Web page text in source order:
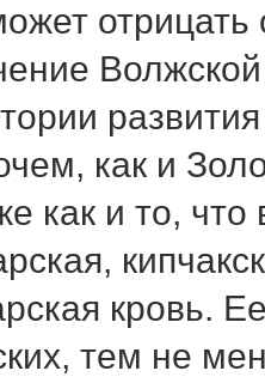
как и
как и то,
кровь.
тем не